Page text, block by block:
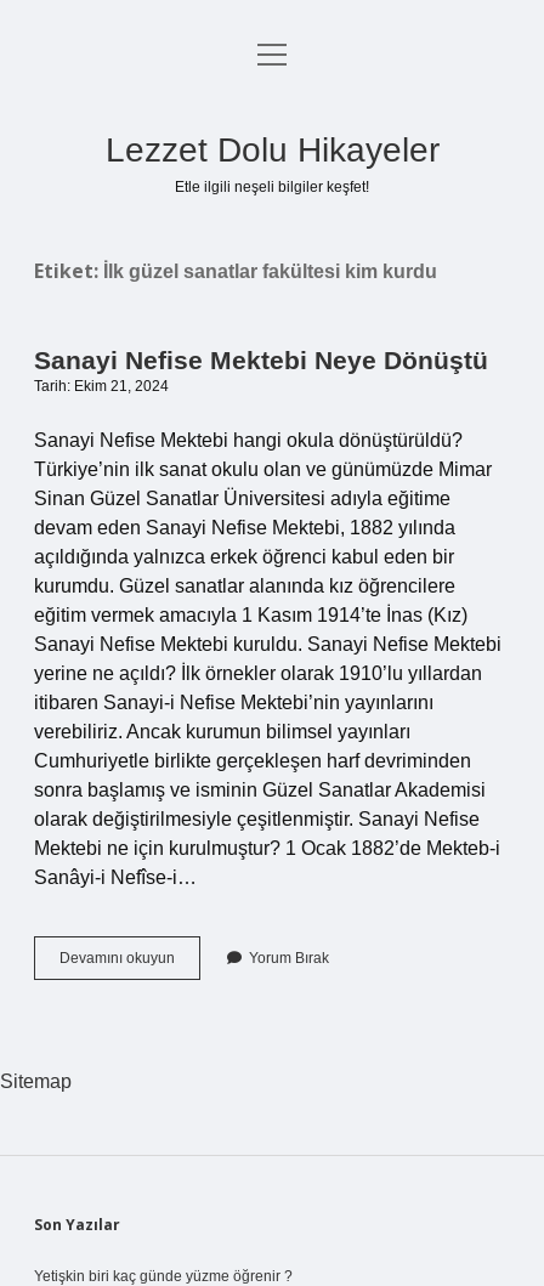
Anasayfa
menüyü
Lezzet Dolu Hikayeler
Etle ilgili neşeli bilgiler keşfet!
Etiket: İlk güzel sanatlar fakültesi kim kurdu
Sanayi Nefise Mektebi Neye Dönüştü
Tarih: Ekim 21, 2024
Sanayi Nefise Mektebi hangi okula dönüştürüldü?
Türkiye’nin ilk sanat okulu olan ve günümüzde Mimar
Sinan Güzel Sanatlar Üniversitesi adıyla eğitime
devam eden Sanayi Nefise Mektebi, 1882 yılında
açıldığında yalnızca erkek öğrenci kabul eden bir
kurumdu. Güzel sanatlar alanında kız öğrencilere
eğitim vermek amacıyla 1 Kasım 1914’te İnas (Kız)
Sanayi Nefise Mektebi kuruldu. Sanayi Nefise Mektebi
yerine ne açıldı? İlk örnekler olarak 1910’lu yıllardan
itibaren Sanayi-i Nefise Mektebi’nin yayınlarını
verebiliriz. Ancak kurumun bilimsel yayınları
Cumhuriyetle birlikte gerçekleşen harf devriminden
sonra başlamış ve isminin Güzel Sanatlar Akademisi
olarak değiştirilmesiyle çeşitlenmiştir. Sanayi Nefise
Mektebi ne için kurulmuştur? 1 Ocak 1882’de Mekteb-i
Sanâyi-i Nefîse-i…
Devamını okuyun
Nefise
Yorum Bırak
Sitemap
Sidebar
Son Yazılar
Yetişkin biri kaç günde yüzme öğrenir ?